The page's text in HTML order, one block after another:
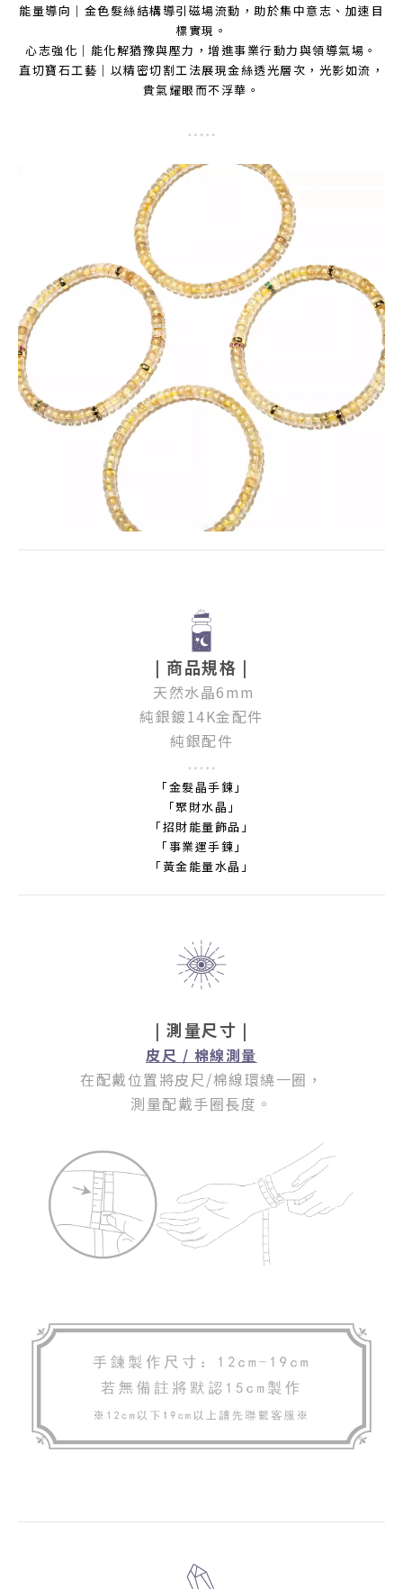
能量導向｜金色髮絲結構導引磁場流動，助於集中意志、加速目
標實現。
心志強化｜能化解猶豫與壓力，增進事業行動力與領導氣場。
直切寶石工藝｜以精密切割工法展現金絲透光層次，光影如流，
貴氣耀眼而不浮華。
| 商品規格 |
天然水晶6mm
純銀鍍14K金配件
純銀配件
「金髮晶手鍊」
「聚財水晶」
「招財能量飾品」
「事業運手鍊」
「黃金能量水晶」
| 測量尺寸 |
皮尺 / 棉線測量
在配戴位置將皮尺/棉線環繞一圈 ，
測量配戴手圈長度。